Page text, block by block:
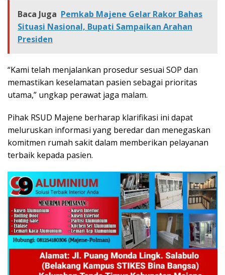
Baca Juga Pemkab Majene Gelar Rakor Bahas
Situasi Nasional, Bupati Sampaikan Arahan
Presiden
“Kami telah menjalankan prosedur sesuai SOP dan
memastikan keselamatan pasien sebagai prioritas
utama,” ungkap perawat jaga malam.
Pihak RSUD Majene berharap klarifikasi ini dapat
meluruskan informasi yang beredar dan menegaskan
komitmen rumah sakit dalam memberikan pelayanan
terbaik kepada pasien.